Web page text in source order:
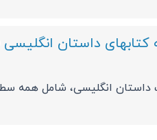
کتابهای داستان انگلیسی